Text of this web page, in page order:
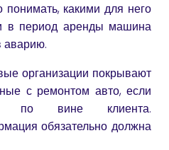
какими для него
в период аренды машина
аварию.
организации покрывают
с ремонтом авто, если
по вине клиента.
обязательно должна